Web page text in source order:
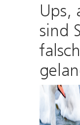
Ups,
sind